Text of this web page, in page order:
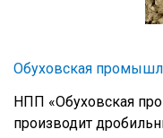
Обуховская
НПП «Обуховская
производит